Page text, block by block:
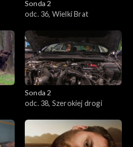
Sonda 2
odc. 36, Wielki Brat
Sonda 2
odc. 38, Szerokiej drogi